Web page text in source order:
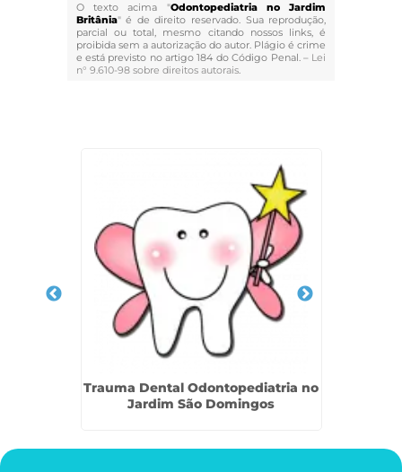
O texto acima "Odontopediatria no Jardim
Britânia" é de direito reservado. Sua reprodução,
parcial ou total, mesmo citando nossos links, é
proibida sem a autorização do autor. Plágio é crime
e está previsto no artigo 184 do Código Penal. – Lei
n° 9.610-98 sobre direitos autorais.
Trauma Dental Odontopediatria no
Jardim São Domingos